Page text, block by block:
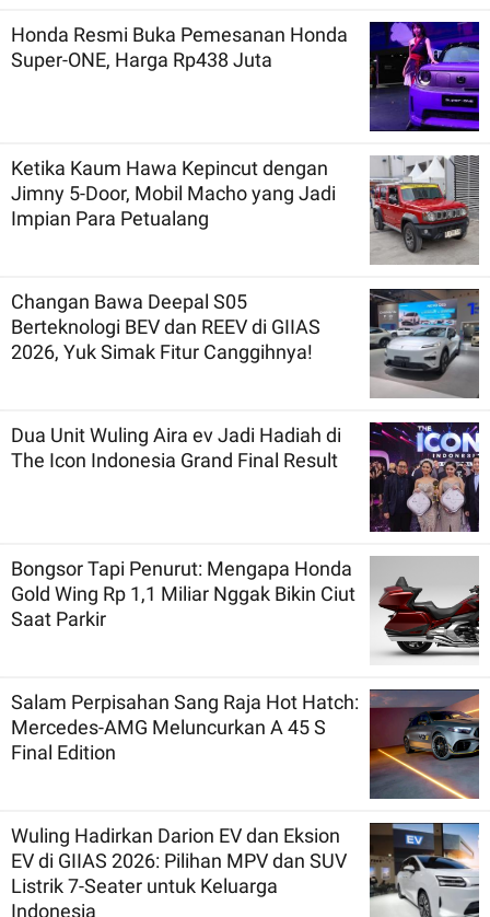
Honda Resmi Buka Pemesanan Honda
Super-ONE, Harga Rp438 Juta
Ketika Kaum Hawa Kepincut dengan
Jimny 5-Door, Mobil Macho yang Jadi
Impian Para Petualang
Changan Bawa Deepal S05
Berteknologi BEV dan REEV di GIIAS
2026, Yuk Simak Fitur Canggihnya!
Dua Unit Wuling Aira ev Jadi Hadiah di
The Icon Indonesia Grand Final Result
Bongsor Tapi Penurut: Mengapa Honda
Gold Wing Rp 1,1 Miliar Nggak Bikin Ciut
Saat Parkir
Salam Perpisahan Sang Raja Hot Hatch:
Mercedes-AMG Meluncurkan A 45 S
Final Edition
Wuling Hadirkan Darion EV dan Eksion
EV di GIIAS 2026: Pilihan MPV dan SUV
Listrik 7-Seater untuk Keluarga
Indonesia